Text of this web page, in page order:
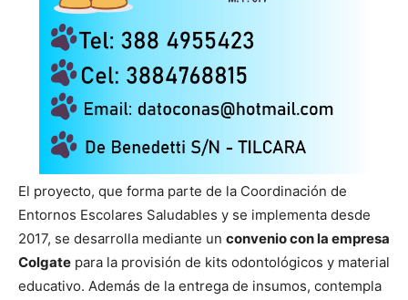
El proyecto, que forma parte de la Coordinación de
Entornos Escolares Saludables y se implementa desde
2017, se desarrolla mediante un convenio con la empresa
Colgate para la provisión de kits odontológicos y material
educativo. Además de la entrega de insumos, contempla